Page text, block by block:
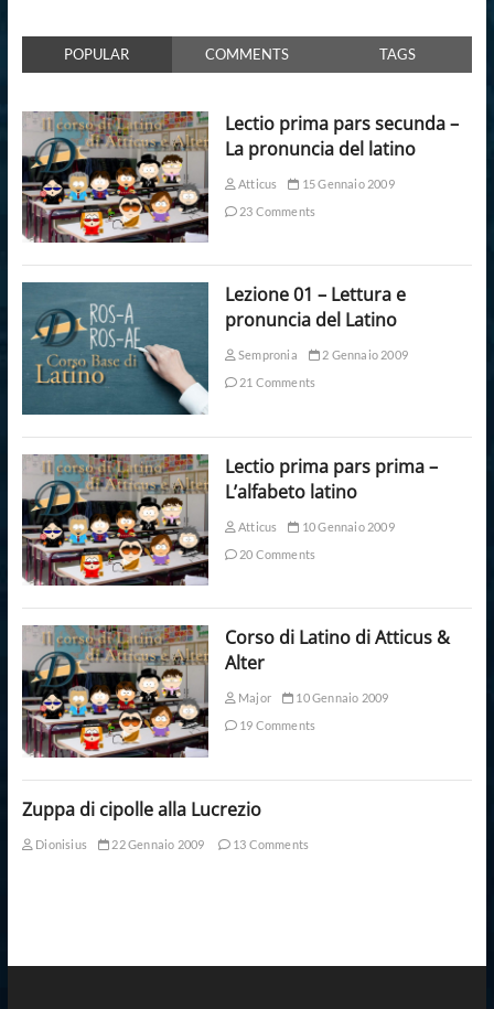
POPULAR COMMENTS TAGS
Lectio prima pars secunda –
La pronuncia del latino
Atticus
15 Gennaio 2009
23 Comments
Lezione 01 – Lettura e
pronuncia del Latino
Sempronia
2 Gennaio 2009
21 Comments
Lectio prima pars prima –
L’alfabeto latino
Atticus
10 Gennaio 2009
20 Comments
Corso di Latino di Atticus &
Alter
Major
10 Gennaio 2009
19 Comments
Zuppa di cipolle alla Lucrezio
Dionisius 22 Gennaio 2009 13 Comments